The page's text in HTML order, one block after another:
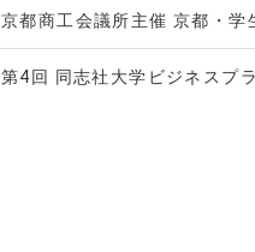
京都商工会議所主催 京都・
第4回 同志社大学ビジネス